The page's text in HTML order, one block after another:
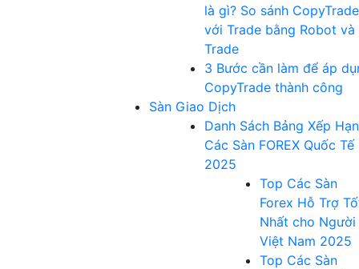
là gì? So sánh CopyTrade
với Trade bằng Robot và
Trade
3 Bước cần làm để áp
CopyTrade thành công
Sàn Giao Dịch
Danh Sách Bảng Xếp
Các Sàn FOREX Quốc Tế
2025
Top Các Sàn
Forex Hỗ Trợ
Nhất cho Người
Việt Nam 2025
Top Các Sàn